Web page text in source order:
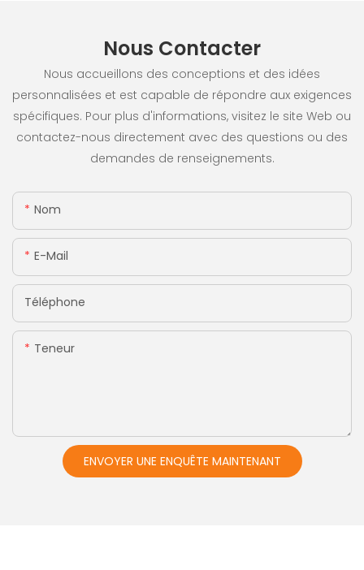
Nous Contacter
Nous accueillons des conceptions et des idées
personnalisées et est capable de répondre aux exigences
spécifiques. Pour plus d'informations, visitez le site Web ou
contactez-nous directement avec des questions ou des
demandes de renseignements.
Nom
E-Mail
Téléphone
Teneur
ENVOYER UNE ENQUÊTE MAINTENANT